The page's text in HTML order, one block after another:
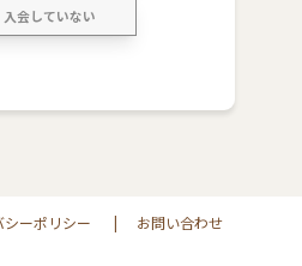
入会していない
シーポリシー | お問い合わせ